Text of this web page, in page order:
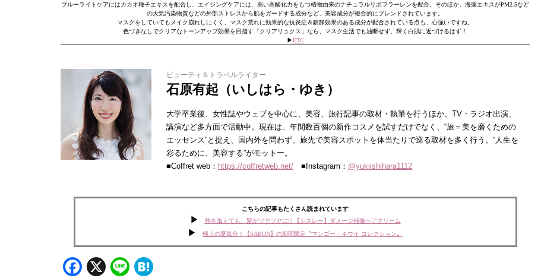
ブルーライトケアにはカカオ種子エキスを配合し、エイジングケアには、高い高酸化力をもつ植物由来のナチュラルリポフラーレンを配合。そのほか、海藻エキスがPM2.5など
の大気汚染物質などの外部ストレスから肌をガードする成分など、美容成分が複合的にブレンドされています。
マスクをしていてもメイク崩れしにくく、マスク荒れに効果的な抗炎症＆鎮静効果のある成分が配合されている点も、心強いですね。
色づきなしでクリアなトーンアップ効果を目指す「クリアリュクス」なら、マスク生活でも油断せず、輝く白肌に近づけるはず！
▶︎FTC
ビューティ＆トラベルライター
石原有起（いしはら・ゆき）
大学卒業後、女性誌やウェブを中心に、美容、旅行記事の取材・執筆を行うほか、TV・ラジオ出演、
講演など多方面で活動中。現在は、年間数百個の新作コスメを試すだけでなく、“旅＝美を磨くための
エッセンス”と捉え、国内外を問わず、旅先で美容スポットを体当たりで巡る取材を多く行う。“人生を
彩るために、美容する”がモットー。
■Coffret web： https://coffretweb.net/ ■Instagram： @yukiishihara1112
こちらの記事もたくさん読まれています
熱を加えても、髪がツヤツヤに!? 【シスレー】ダメージ補修ヘアクリーム
極上の夏気分！【SABON】の期間限定〝マンゴー・キウイ コレクション〟
Facebook
X Line